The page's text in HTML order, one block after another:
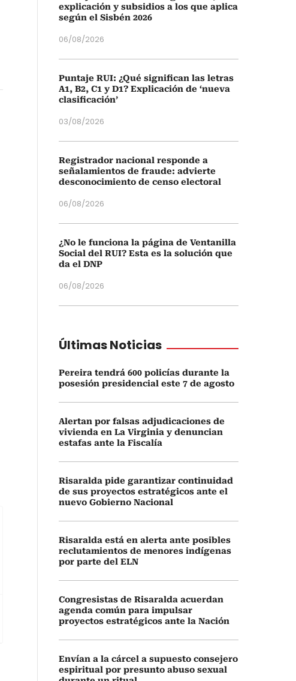
explicación y subsidios a los que aplica
según el Sisbén 2026
06/08/2026
Puntaje RUI: ¿Qué significan las letras
A1, B2, C1 y D1? Explicación de ‘nueva
clasificación’
03/08/2026
Registrador nacional responde a
señalamientos de fraude: advierte
desconocimiento de censo electoral
06/08/2026
¿No le funciona la página de Ventanilla
Social del RUI? Esta es la solución que
da el DNP
06/08/2026
Últimas Noticias
Pereira tendrá 600 policías durante la
posesión presidencial este 7 de agosto
Alertan por falsas adjudicaciones de
vivienda en La Virginia y denuncian
estafas ante la Fiscalía
Risaralda pide garantizar continuidad
de sus proyectos estratégicos ante el
nuevo Gobierno Nacional
Risaralda está en alerta ante posibles
reclutamientos de menores indígenas
por parte del ELN
Congresistas de Risaralda acuerdan
agenda común para impulsar
proyectos estratégicos ante la Nación
Envían a la cárcel a supuesto consejero
espiritual por presunto abuso sexual